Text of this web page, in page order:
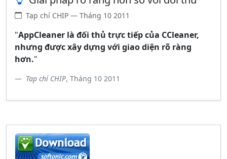
Tạp chí CHIP — Tháng 10 2011
"AppCleaner là đối thủ trực tiếp của CCleaner,
nhưng được xây dựng với giao diện rõ ràng
hơn."
Tạp chí CHIP, Tháng 10 2011